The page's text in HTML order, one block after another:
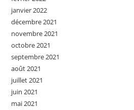
janvier 2022
décembre 2021
novembre 2021
octobre 2021
septembre 2021
août 2021
juillet 2021
juin 2021
mai 2021